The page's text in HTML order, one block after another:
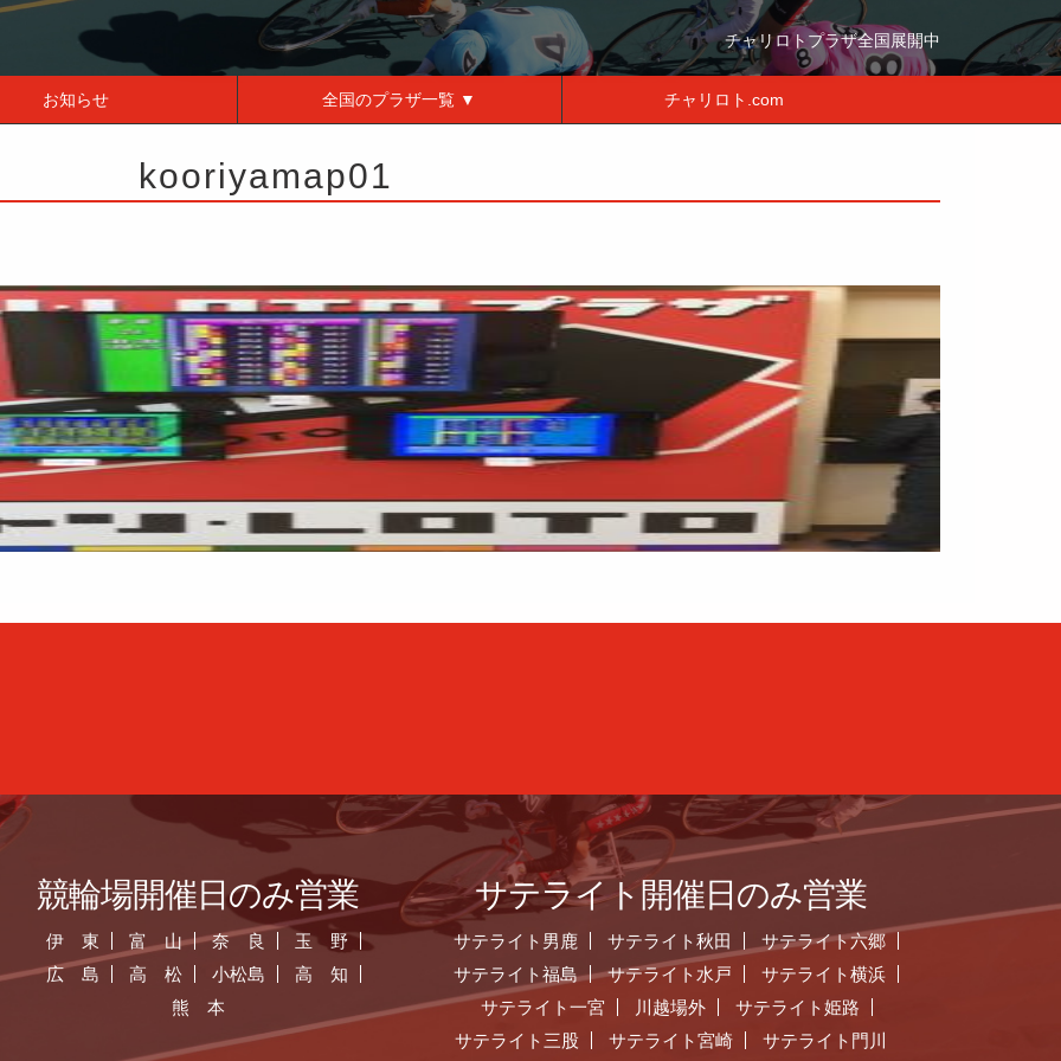
チャリロトプラザ全国展開中
お知らせ 全国のプラザ一覧 ▼ チャリロト.com
kooriyamap01
競輪場開催日のみ営業
伊 東 富 山 奈 良
玉 野
広 島
高 松 小松島
高 知
熊 本
サテライト開催日のみ営業
サテライト男鹿 サテライト秋田
サテライト六郷
サテライト福島
サテライト水戸
サテライト横浜
サテライト一宮
川越場外
サテライト姫路
サテライト三股
サテライト宮崎 サテライト門川